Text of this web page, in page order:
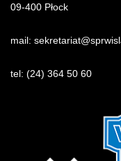
09-400 Płock
mail:
tel: (24) 364 50 60